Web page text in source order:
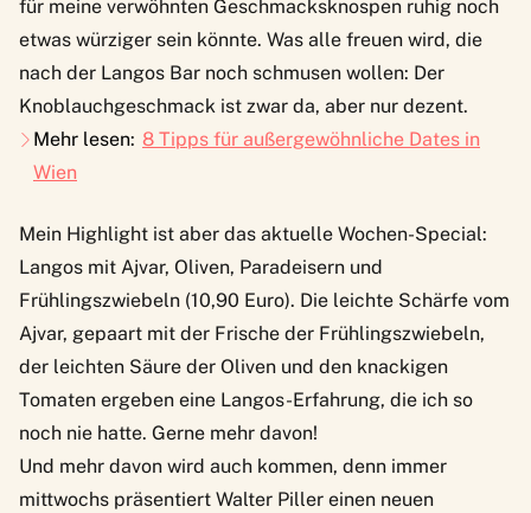
für meine verwöhnten Geschmacksknospen ruhig noch
etwas würziger sein könnte. Was alle freuen wird, die
nach der Langos Bar noch schmusen wollen: Der
Knoblauchgeschmack ist zwar da, aber nur dezent.
Mehr lesen: 8 Tipps für außergewöhnliche Dates in
Wien
Mein Highlight ist aber das aktuelle Wochen-Special:
Langos mit Ajvar, Oliven, Paradeisern und
Frühlingszwiebeln (10,90 Euro). Die leichte Schärfe vom
Ajvar, gepaart mit der Frische der Frühlingszwiebeln,
der leichten Säure der Oliven und den knackigen
Tomaten ergeben eine Langos-Erfahrung, die ich so
noch nie hatte. Gerne mehr davon!
Und mehr davon wird auch kommen, denn immer
mittwochs präsentiert Walter Piller einen neuen